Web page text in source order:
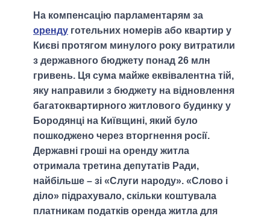
На компенсацію парламентарям за
оренду готельних номерів або квартир у
Києві протягом минулого року витратили
з державного бюджету понад 26 млн
гривень. Ця сума майже еквівалентна тій,
яку направили з бюджету на відновлення
багатоквартирного житлового будинку у
Бородянці на Київщині, який було
пошкоджено через вторгнення росії.
Державні гроші на оренду житла
отримала третина депутатів Ради,
найбільше – зі «Слуги народу». «Слово і
діло» підрахувало, скільки коштувала
платникам податків оренда житла для